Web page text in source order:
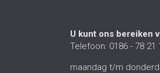
U kunt ons bereiken
Telefoon: 0186 - 78 21
maandag t/m